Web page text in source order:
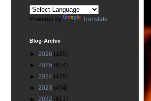
Powered by Translate
Blog-Archiv
► 2026 (100)
► 2025 (614)
► 2024 (478)
► 2023 (494)
► 2022 (611)